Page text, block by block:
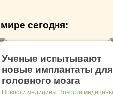
сегодня:
Ученые испытывают
новые имплантаты для
головного мозга
Новости медицины Новости медицины